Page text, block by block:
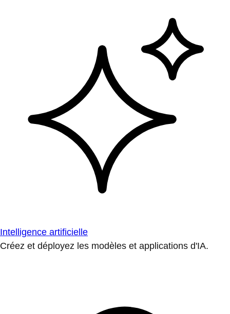
Intelligence artificielle
Créez et déployez les modèles et applications d'IA.